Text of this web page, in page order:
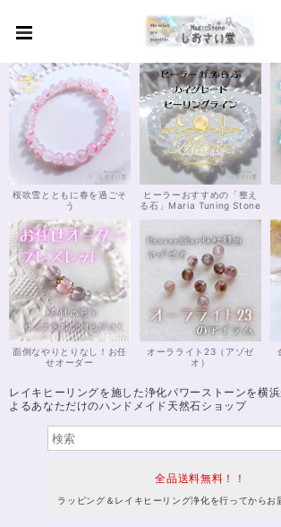
桜吹雪とともに春を過ごそ
う
ヒーラーおすすめの「整え
る石」Maria Tuning Stone
面倒なやりとりなし！お任
せオーダー
オーラライト23（アゾゼ
オ）
レイキヒーリングを施した浄化パワーストーンを横
よるあなただけのハンドメイド天然石ショップ
全品送料無料！！
ラッピング＆レイキヒーリング浄化を行ってからお